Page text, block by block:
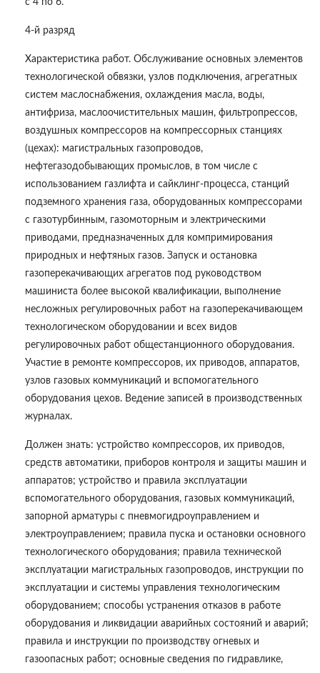
с 4 по 6.
4-й разряд
Характеристика работ. Обслуживание основных элементов
технологической обвязки, узлов подключения, агрегатных
систем маслоснабжения, охлаждения масла, воды,
антифриза, маслоочистительных машин, фильтропрессов,
воздушных компрессоров на компрессорных станциях
(цехах): магистральных газопроводов,
нефтегазодобывающих промыслов, в том числе с
использованием газлифта и сайклинг-процесса, станций
подземного хранения газа, оборудованных компрессорами
с газотурбинным, газомоторным и электрическими
приводами, предназначенных для компримирования
природных и нефтяных газов. Запуск и остановка
газоперекачивающих агрегатов под руководством
машиниста более высокой квалификации, выполнение
несложных регулировочных работ на газоперекачивающем
технологическом оборудовании и всех видов
регулировочных работ общестанционного оборудования.
Участие в ремонте компрессоров, их приводов, аппаратов,
узлов газовых коммуникаций и вспомогательного
оборудования цехов. Ведение записей в производственных
журналах.
Должен знать: устройство компрессоров, их приводов,
средств автоматики, приборов контроля и защиты машин и
аппаратов; устройство и правила эксплуатации
вспомогательного оборудования, газовых коммуникаций,
запорной арматуры с пневмогидроуправлением и
электроуправлением; правила пуска и остановки основного
технологического оборудования; правила технической
эксплуатации магистральных газопроводов, инструкции по
эксплуатации и системы управления технологическим
оборудованием; способы устранения отказов в работе
оборудования и ликвидации аварийных состояний и аварий;
правила и инструкции по производству огневых и
газоопасных работ; основные сведения по гидравлике,